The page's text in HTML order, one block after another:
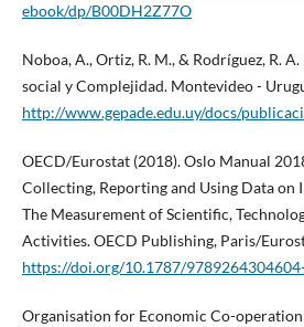
ebook/dp/B00DH2Z77O
Noboa, A., Ortiz, R. M., & Rodríguez, R.
social y Complejidad. Montevideo -
http://www.gepade.edu.uy/docs/
OECD/Eurostat (2018). Oslo Manual
Collecting, Reporting and Using Data on
The Measurement of Scientific,
Activities. OECD Publishing, Paris/
https://doi.org/10.1787/
Organisation for Economic Co-